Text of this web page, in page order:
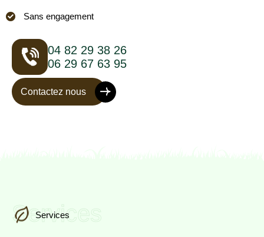
Sans engagement
04 82 29 38 26
06 29 67 63 95
Contactez nous
Services
Services